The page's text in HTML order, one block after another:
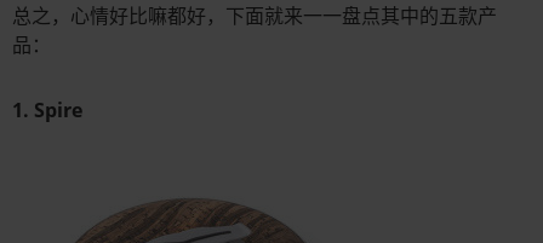
总之，心情好比嘛都好，下面就来一一盘点其中的五款产
品：
1. Spire